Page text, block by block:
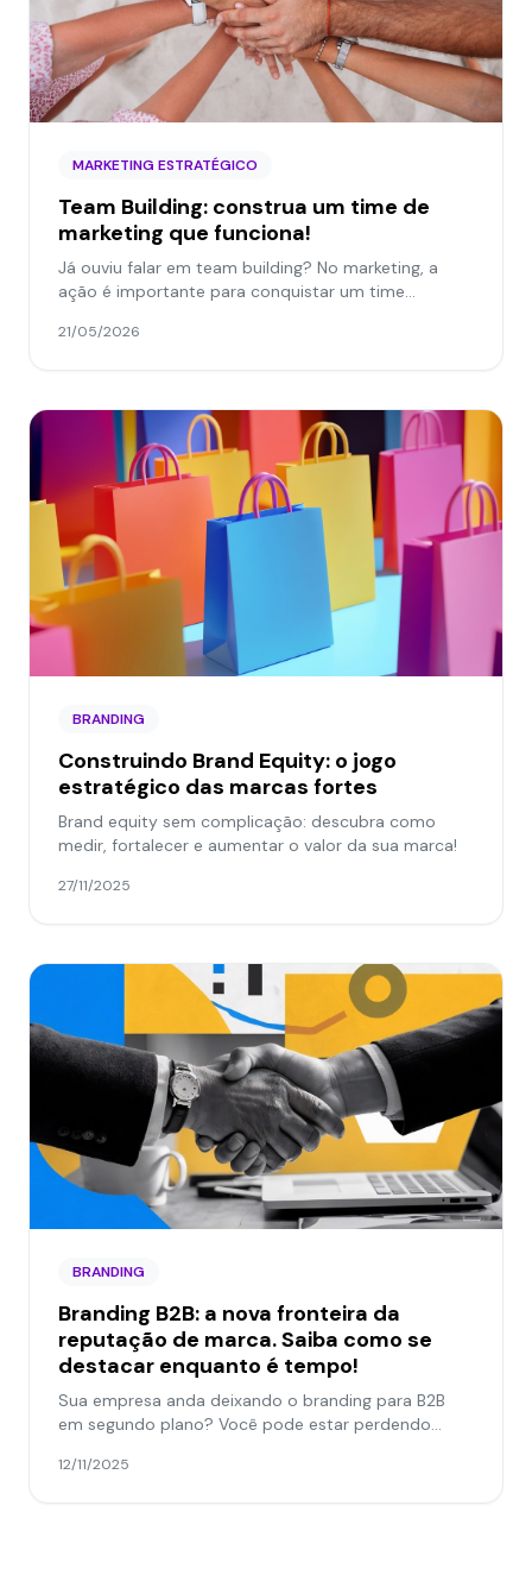
MARKETING ESTRATÉGICO
Team Building: construa um time de
marketing que funciona!
Já ouviu falar em team building? No marketing, a
ação é importante para conquistar um time
comerciais.
21/05/2026
BRANDING
Construindo Brand Equity: o jogo
estratégico das marcas fortes
Brand equity sem complicação: descubra como
medir, fortalecer e aumentar o valor da sua marca!
27/11/2025
BRANDING
Branding B2B: a nova fronteira da
reputação de marca. Saiba como se
destacar enquanto é tempo!
Sua empresa anda deixando o branding para B2B
em segundo plano? Você pode estar perdendo
12/11/2025